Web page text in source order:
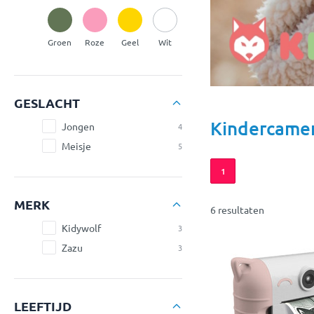
Groen Roze Geel Wit
GESLACHT
Jongen 4
Meisje 5
MERK
Kidywolf 3
Zazu 3
LEEFTIJD
1
6 resultaten